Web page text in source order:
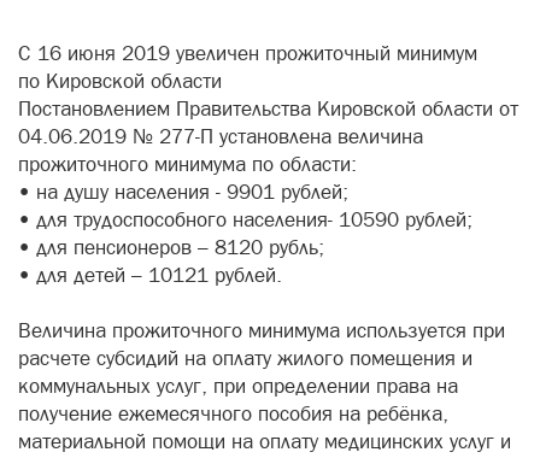
С 16 июня 2019 увеличен прожиточный минимум
по Кировской области
Постановлением Правительства Кировской области от
04.06.2019 № 277-П установлена величина
прожиточного минимума по области:
• на душу населения - 9901 рублей;
• для трудоспособного населения- 10590 рублей;
• для пенсионеров – 8120 рубль;
• для детей – 10121 рублей.
Величина прожиточного минимума используется при
расчете субсидий на оплату жилого помещения и
коммунальных услуг, при определении права на
получение ежемесячного пособия на ребёнка,
материальной помощи на оплату медицинских услуг и